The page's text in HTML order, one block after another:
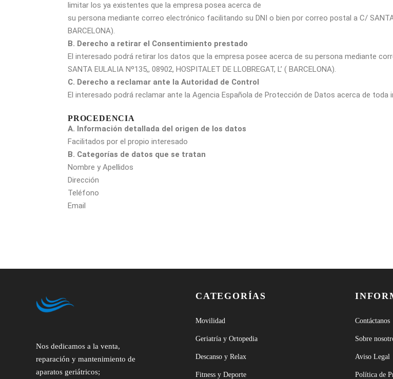
limitar los ya existentes que la empresa posea acerca de
su persona mediante correo electrónico facilitando su DNI o bien por correo postal a C/ SANTA
BARCELONA).
B. Derecho a retirar el Consentimiento prestado
El interesado podrá retirar los datos que la empresa posee acerca de su persona mediante
SANTA EULALIA Nº135,, 08902, HOSPITALET DE LLOBREGAT, L’ ( BARCELONA).
C. Derecho a reclamar ante la Autoridad de Control
El interesado podrá reclamar ante la Agencia Española de Protección de Datos acerca de toda
PROCEDENCIA
A. Información detallada del origen de los datos
Facilitados por el propio interesado
B. Categorías de datos que se tratan
Nombre y Apellidos
Dirección
Teléfono
Email
Nos dedicamos a la venta,
reparación y mantenimiento de
aparatos geriátricos;
CATEGORÍAS
Movilidad
Geriatría y Ortopedia
Descanso y Relax
Fitness y Deporte
Contáctanos
Sobre
Aviso Legal
Política de